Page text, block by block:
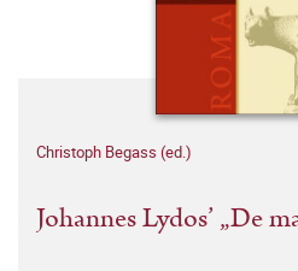
Christoph Begass (ed.)
Johannes Lydos’ „De